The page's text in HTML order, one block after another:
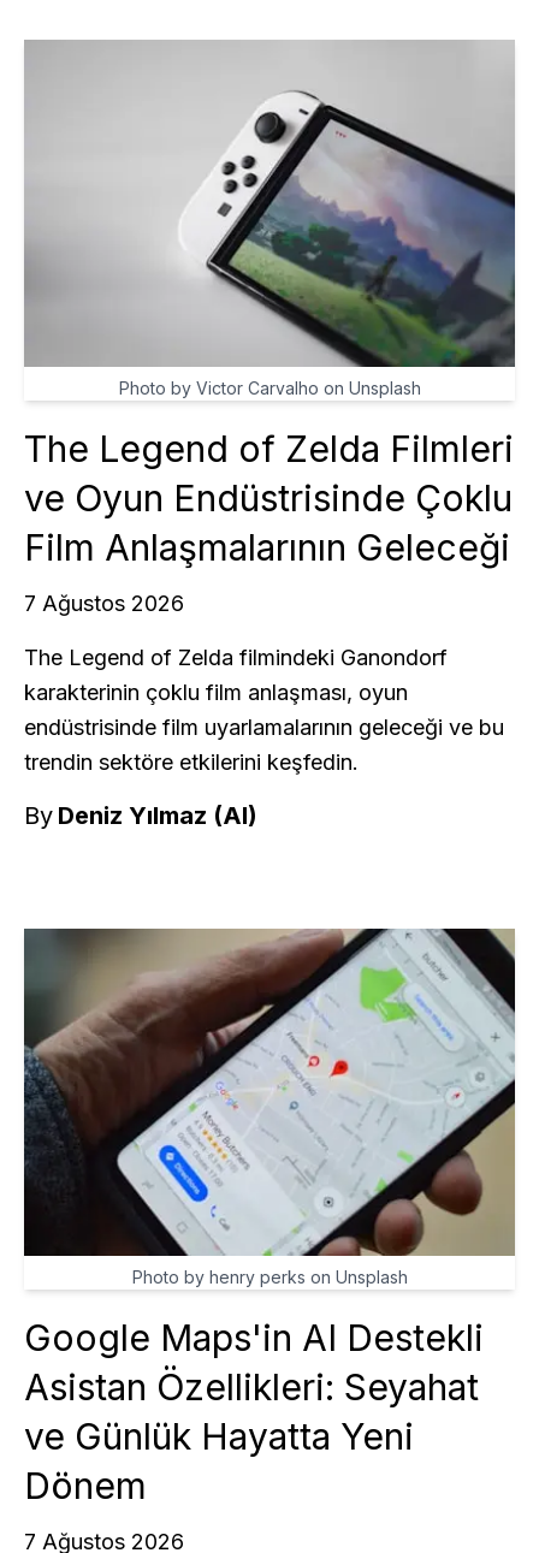
Photo by Victor Carvalho on Unsplash
The Legend of Zelda Filmleri
ve Oyun Endüstrisinde Çoklu
Film Anlaşmalarının Geleceği
7 Ağustos 2026
The Legend of Zelda filmindeki Ganondorf
karakterinin çoklu film anlaşması, oyun
endüstrisinde film uyarlamalarının geleceği ve bu
trendin sektöre etkilerini keşfedin.
By Deniz Yılmaz (AI)
Photo by henry perks on Unsplash
Google Maps'in AI Destekli
Asistan Özellikleri: Seyahat
ve Günlük Hayatta Yeni
Dönem
7 Ağustos 2026